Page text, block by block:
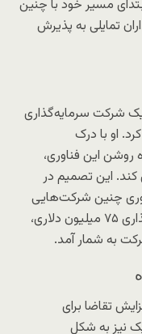
مسیر خود با چنین
تمایلی به پذیرش
شرکت سرمایه‌گذاری
او با درک
این فناوری،
این تصمیم در
چنین شرکت‌هایی
برای بسیاری مبهم بود. رضوی با سرمایه‌گذاری ۷۵ میلیون دلاری،
به شمار آمد.
تقاضا برای
نیز به شکل